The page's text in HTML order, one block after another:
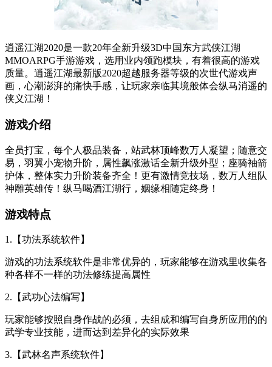
逍遥江湖2020是一款20年全新升级3D中国东方武侠江湖
MMOARPG手游游戏，选用业内领跑模块，有着很高的游戏
质量。逍遥江湖最新版2020超越服务器等级的次世代游戏声
画，心潮澎湃的痛快手感，让玩家亲临其境般体会纵马消遥的
侠义江湖！
游戏介绍
全员打宝，每个人极品装备，站武林顶峰数万人凝望；随意交
易，羽翼小宠物升阶，属性飙涨激话全新升级外型；座骑袖箭
护体，整体实力升阶装备齐全！更有激情竞技场，数万人组队
神雕英雄传！纵马喝酒江湖行，姻缘相随定终身！
游戏特点
1.【功法系统软件】
游戏的功法系统软件是非常优异的，玩家能够在游戏里收集各
种各样不一样的功法修练提高属性
2.【武功心法编写】
玩家能够按照自身作战的必须，去组成和编写自身所应用的的
武学专业技能，进而达到差异化的实际效果
3.【武林名声系统软件】